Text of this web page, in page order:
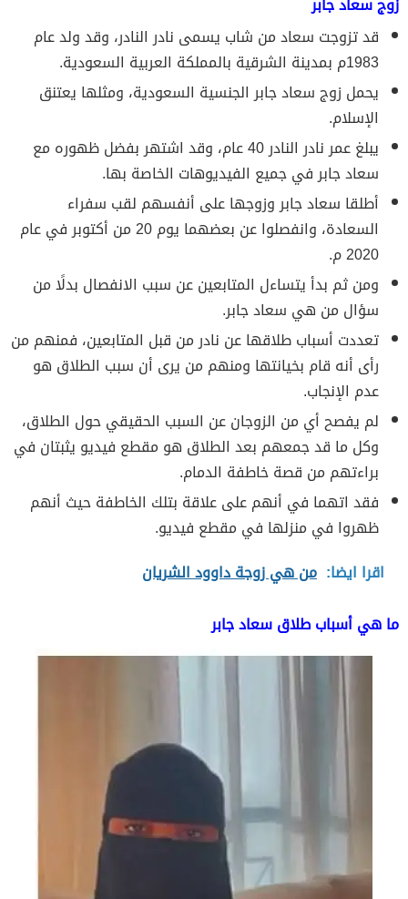
قد تزوجت سعاد من شاب يسمى نادر النادر، وقد ولد عام
1983م بمدينة الشرقية بالمملكة العربية السعودية.
يحمل زوج سعاد جابر الجنسية السعودية، ومثلها يعتنق
الإسلام.
يبلغ عمر نادر النادر 40 عام، وقد اشتهر بفضل ظهوره مع
سعاد جابر في جميع الفيديوهات الخاصة بها.
أطلقا سعاد جابر وزوجها على أنفسهم لقب سفراء
السعادة، وانفصلوا عن بعضهما يوم 20 من أكتوبر في عام
2020 م.
ومن ثم بدأ يتساءل المتابعين عن سبب الانفصال بدلًا من
سؤال من هي سعاد جابر.
تعددت أسباب طلاقها عن نادر من قبل المتابعين، فمنهم من
رأى أنه قام بخيانتها ومنهم من يرى أن سبب الطلاق هو
عدم الإنجاب.
لم يفصح أي من الزوجان عن السبب الحقيقي حول الطلاق،
وكل ما قد جمعهم بعد الطلاق هو مقطع فيديو يثبتان في
براءتهم من قصة خاطفة الدمام.
فقد اتهما في أنهم على علاقة بتلك الخاطفة حيث أنهم
ظهروا في منزلها في مقطع فيديو.
اقرا ايضا: من هي زوجة داوود الشريان
ما هي أسباب طلاق سعاد جابر